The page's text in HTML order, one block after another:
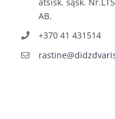
AB.
+370 41 431514